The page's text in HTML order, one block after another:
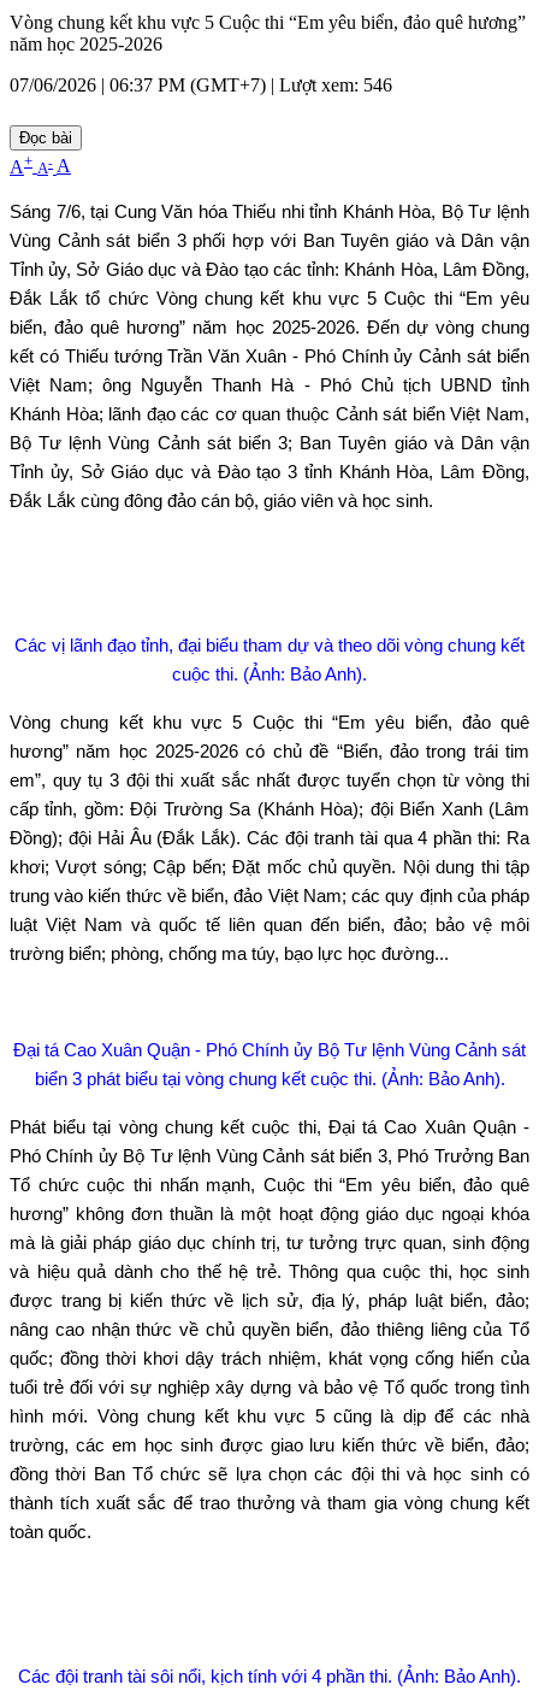
Vòng chung kết khu vực 5 Cuộc thi “Em yêu biển, đảo quê hương”
năm học 2025-2026
07/06/2026 | 06:37 PM (GMT+7) | Lượt xem: 546
Đọc bài
A+ A- A
Sáng 7/6, tại Cung Văn hóa Thiếu nhi tỉnh Khánh Hòa, Bộ Tư lệnh
Vùng Cảnh sát biển 3 phối hợp với Ban Tuyên giáo và Dân vận
Tỉnh ủy, Sở Giáo dục và Đào tạo các tỉnh: Khánh Hòa, Lâm Đồng,
Đắk Lắk tổ chức Vòng chung kết khu vực 5 Cuộc thi “Em yêu
biển, đảo quê hương” năm học 2025-2026. Đến dự vòng chung
kết có Thiếu tướng Trần Văn Xuân - Phó Chính ủy Cảnh sát biển
Việt Nam; ông Nguyễn Thanh Hà - Phó Chủ tịch UBND tỉnh
Khánh Hòa; lãnh đạo các cơ quan thuộc Cảnh sát biển Việt Nam,
Bộ Tư lệnh Vùng Cảnh sát biển 3; Ban Tuyên giáo và Dân vận
Tỉnh ủy, Sở Giáo dục và Đào tạo 3 tỉnh Khánh Hòa, Lâm Đồng,
Đắk Lắk cùng đông đảo cán bộ, giáo viên và học sinh.
Các vị lãnh đạo tỉnh, đại biểu tham dự và theo dõi vòng chung kết
cuộc thi. (Ảnh: Bảo Anh).
Vòng chung kết khu vực 5 Cuộc thi “Em yêu biển, đảo quê
hương” năm học 2025-2026 có chủ đề “Biển, đảo trong trái tim
em”, quy tụ 3 đội thi xuất sắc nhất được tuyển chọn từ vòng thi
cấp tỉnh, gồm: Đội Trường Sa (Khánh Hòa); đội Biển Xanh (Lâm
Đồng); đội Hải Âu (Đắk Lắk). Các đội tranh tài qua 4 phần thi: Ra
khơi; Vượt sóng; Cập bến; Đặt mốc chủ quyền. Nội dung thi tập
trung vào kiến thức về biển, đảo Việt Nam; các quy định của pháp
luật Việt Nam và quốc tế liên quan đến biển, đảo; bảo vệ môi
trường biển; phòng, chống ma túy, bạo lực học đường...
Đại tá Cao Xuân Quận - Phó Chính ủy Bộ Tư lệnh Vùng Cảnh sát
biển 3 phát biểu tại vòng chung kết cuộc thi. (Ảnh: Bảo Anh).
Phát biểu tại vòng chung kết cuộc thi, Đại tá Cao Xuân Quận -
Phó Chính ủy Bộ Tư lệnh Vùng Cảnh sát biển 3, Phó Trưởng Ban
Tổ chức cuộc thi nhấn mạnh, Cuộc thi “Em yêu biển, đảo quê
hương” không đơn thuần là một hoạt động giáo dục ngoại khóa
mà là giải pháp giáo dục chính trị, tư tưởng trực quan, sinh động
và hiệu quả dành cho thế hệ trẻ. Thông qua cuộc thi, học sinh
được trang bị kiến thức về lịch sử, địa lý, pháp luật biển, đảo;
nâng cao nhận thức về chủ quyền biển, đảo thiêng liêng của Tổ
quốc; đồng thời khơi dậy trách nhiệm, khát vọng cống hiến của
tuổi trẻ đối với sự nghiệp xây dựng và bảo vệ Tổ quốc trong tình
hình mới. Vòng chung kết khu vực 5 cũng là dịp để các nhà
trường, các em học sinh được giao lưu kiến thức về biển, đảo;
đồng thời Ban Tổ chức sẽ lựa chọn các đội thi và học sinh có
thành tích xuất sắc để trao thưởng và tham gia vòng chung kết
toàn quốc.
Các đội tranh tài sôi nổi, kịch tính với 4 phần thi. (Ảnh: Bảo Anh).